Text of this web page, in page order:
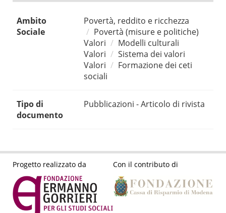
Ambito
Sociale
Povertà, reddito e ricchezza
Povertà (misure e politiche)
Valori
Modelli culturali
Valori
Sistema dei valori
Valori
Formazione dei ceti
sociali
Tipo di
documento
Pubblicazioni - Articolo di rivista
Progetto realizzato da Con il contributo di